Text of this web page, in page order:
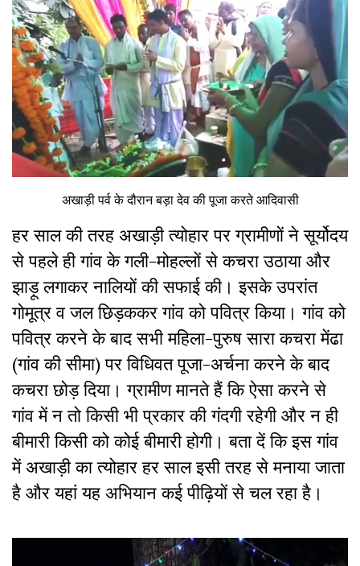
अखाड़ी पर्व के दौरान बड़ा देव की पूजा करते आदिवासी
हर साल की तरह अखाड़ी त्योहार पर ग्रामीणों ने सूर्योदय
से पहले ही गांव के गली-मोहल्लों से कचरा उठाया और
झाड़ू लगाकर नालियों की सफाई की। इसके उपरांत
गोमूत्र व जल छिड़ककर गांव को पवित्र किया। गांव को
पवित्र करने के बाद सभी महिला-पुरुष सारा कचरा मेंढा
(गांव की सीमा) पर विधिवत पूजा-अर्चना करने के बाद
कचरा छोड़ दिया। ग्रामीण मानते हैं कि ऐसा करने से
गांव में न तो किसी भी प्रकार की गंदगी रहेगी और न ही
बीमारी किसी को कोई बीमारी होगी। बता दें कि इस गांव
में अखाड़ी का त्योहार हर साल इसी तरह से मनाया जाता
है और यहां यह अभियान कई पीढ़ियों से चल रहा है।